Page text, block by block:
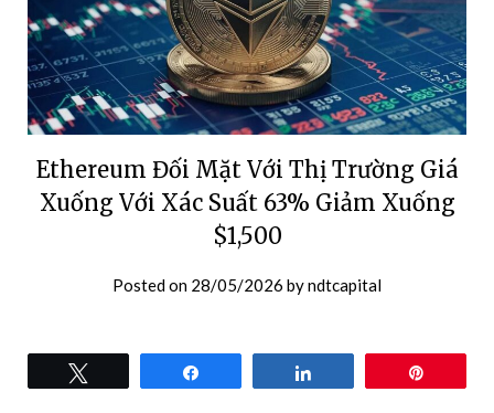
Ethereum Đối Mặt Với Thị Trường Giá
Xuống Với Xác Suất 63% Giảm Xuống
$1,500
Posted on 28/05/2026 byndtcapital